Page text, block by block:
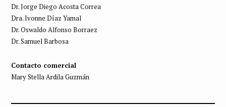
Dr. Jorge Diego Acosta Correa
Dra. Ivonne Díaz Yamal
Dr. Oswaldo Alfonso Borraez
Dr. Samuel Barbosa
Contacto comercial
Mary Stella Ardila Guzmán